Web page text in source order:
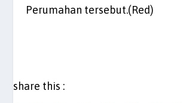
Perumahan tersebut.(Red)
share this :